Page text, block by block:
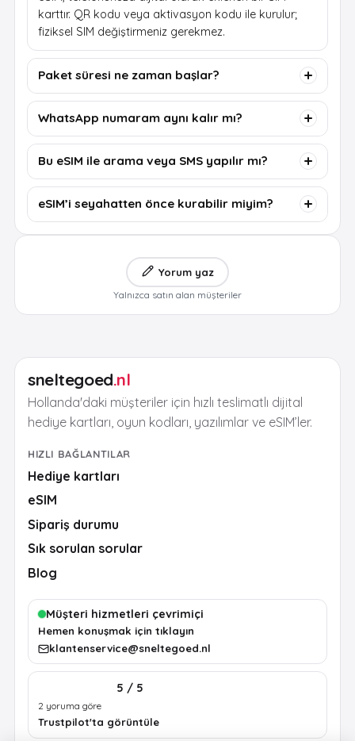
karttır. QR kodu veya aktivasyon kodu ile kurulur;
fiziksel SIM değiştirmeniz gerekmez.
Paket süresi ne zaman başlar?
WhatsApp numaram aynı kalır mı?
Bu eSIM ile arama veya SMS yapılır mı?
eSIM’i seyahatten önce kurabilir miyim?
Yorum yaz
Yalnızca satın alan müşteriler
sneltegoed.nl
Hollanda'daki müşteriler için hızlı teslimatlı dijital
hediye kartları, oyun kodları, yazılımlar ve eSIM’ler.
HIZLI BAĞLANTILAR
Hediye kartları
eSIM
Sipariş durumu
Sık sorulan sorular
Blog
Müşteri hizmetleri çevrimiçi
Hemen konuşmak için tıklayın
klantenservice@sneltegoed.nl
5 / 5
2 yoruma göre
Trustpilot'ta görüntüle